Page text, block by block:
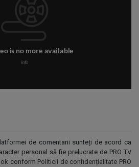
de comentarii sunteți de acord ca
personal să fie prelucrate de PRO TV
conform Politicii de confidențialitate PRO